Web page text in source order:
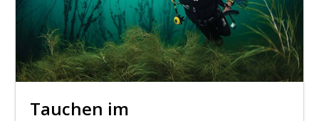
Tauchen im